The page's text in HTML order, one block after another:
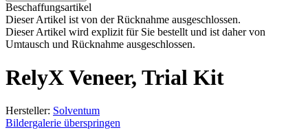
Beschaffungsartikel
Dieser Artikel ist von der Rücknahme ausgeschlossen.
Dieser Artikel wird explizit für Sie bestellt und ist daher von
Umtausch und Rücknahme ausgeschlossen.
RelyX Veneer, Trial Kit
Hersteller: Solventum
Bildergalerie überspringen